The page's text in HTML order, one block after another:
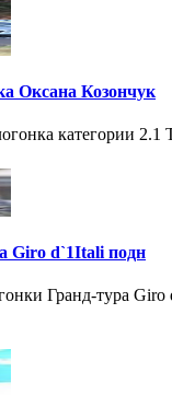
Оксана Козончук
категории
Giro d`1Itali подн
Гранд-тура